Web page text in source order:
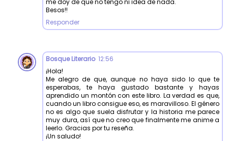
Besos!!
Responder
Bosque Literario 12:56
¡Hola!
Me alegro de que, aunque no haya sido lo que te
esperabas, te haya gustado bastante y hayas
aprendido un montón con este libro. La verdad es que,
cuando un libro consigue eso, es maravilloso. El género
no es algo que suela disfrutar y la historia me parece
muy dura, así que no creo que finalmente me anime a
leerlo. Gracias por tu reseña.
¡Un saludo!